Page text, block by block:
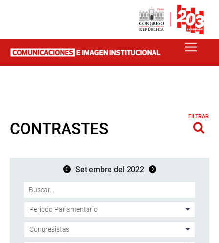
CONTRASTES
FILTRAR
Setiembre del 2022